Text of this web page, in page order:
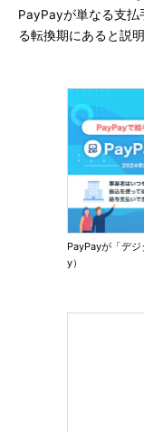
PayPayが単なる支払
る転換期にあると説明
PayPayが「デ
y）